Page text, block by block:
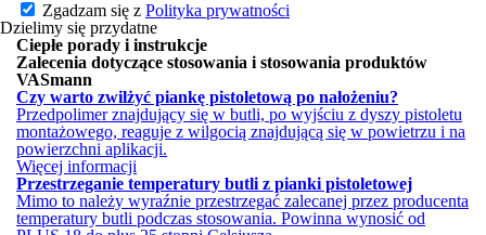
Zgadzam się z Polityka prywatności
Dzielimy się przydatne
Ciepłe porady i instrukcje
Zalecenia dotyczące stosowania i stosowania produktów
VASmann
Czy warto zwilżyć piankę pistoletową po nałożeniu?
Przedpolimer znajdujący się w butli, po wyjściu z dyszy pistoletu
montażowego, reaguje z wilgocią znajdującą się w powietrzu i na
powierzchni aplikacji.
Więcej informacji
Przestrzeganie temperatury butli z pianki pistoletowej
Mimo to należy wyraźnie przestrzegać zalecanej przez producenta
temperatury butli podczas stosowania. Powinna wynosić od